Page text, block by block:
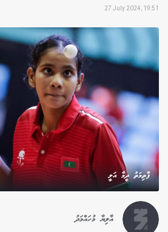
27 July 2024, 19:51
ފާތިމަތު ދީމާ އަލީ
އާލިޔާ މުހައްމަދު